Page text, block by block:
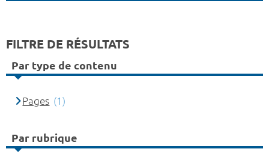
FILTRE DE RÉSULTATS
Par type de contenu
Pages (1)
Par rubrique